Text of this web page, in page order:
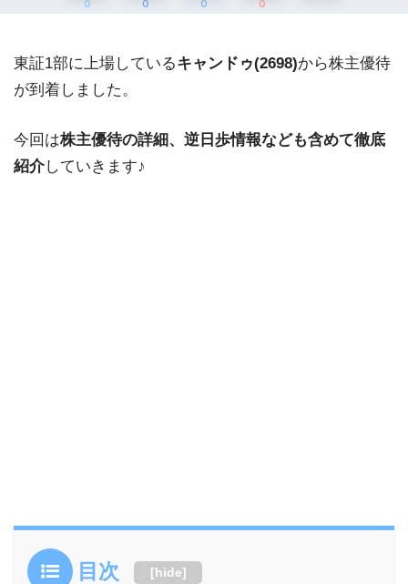
0 0 0 0
東証1部に上場しているキャンドゥ(2698)から株主優待
が到着しました。
今回は株主優待の詳細、逆日歩情報なども含めて徹底
紹介していきます♪
目次 [hide]